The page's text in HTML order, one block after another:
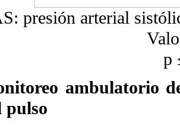
presión arterial
p
ambulatorio
pulso